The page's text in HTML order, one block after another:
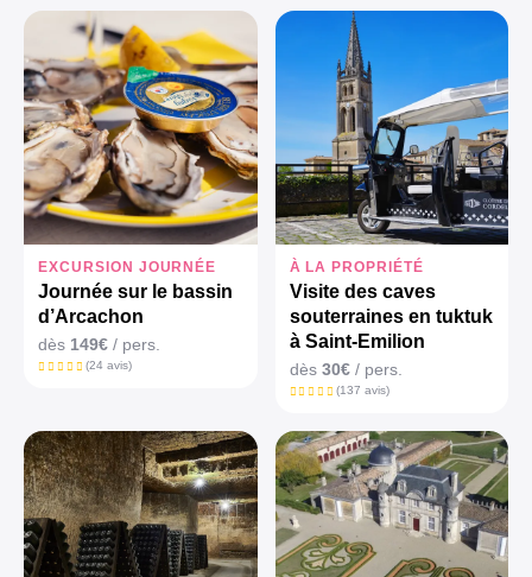
EXCURSION JOURNÉE
Journée sur le bassin
d’Arcachon
dès 149€ / pers.
(24 avis)
À LA PROPRIÉTÉ
Visite des caves
souterraines en tuktuk
à Saint-Emilion
dès 30€/ pers.
(137 avis)